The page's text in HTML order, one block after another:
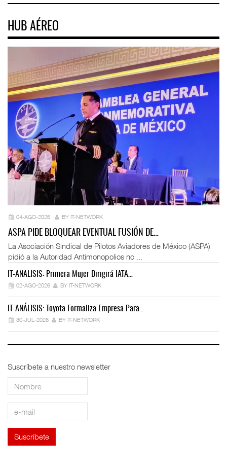
HUB AÉREO
04-AGO-2026 BY IT-NETWORK
ASPA PIDE BLOQUEAR EVENTUAL FUSIÓN DE…
La Asociación Sindical de Pilotos Aviadores de México (ASPA)
pidió a la Autoridad Antimonopolios no ...
IT-ANÁLISIS: Primera Mujer Dirigirá IATA…
02-AGO-2026 BY IT-NETWORK
IT-ANÁLISIS: Toyota Formaliza Empresa Para…
30-JUL-2026 BY IT-NETWORK
Suscríbete a nuestro newsletter